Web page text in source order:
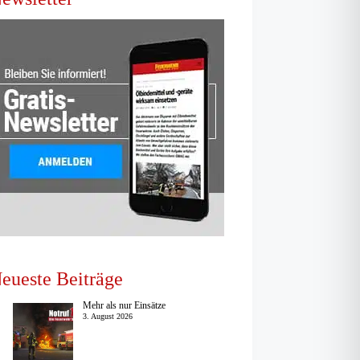
Beiträge
Mehr als nur Einsätze
3. August 2026